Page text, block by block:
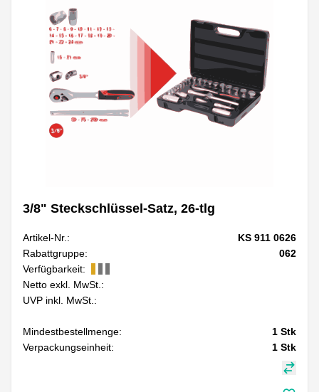
3/8" Steckschlüssel-Satz, 26-tlg
Artikel-Nr.:
KS 911 0626
Rabattgruppe:
062
Verfügbarkeit:
Netto exkl. MwSt.:
UVP inkl. MwSt.:
Mindestbestellmenge: 1 Stk
Verpackungseinheit:
1 Stk